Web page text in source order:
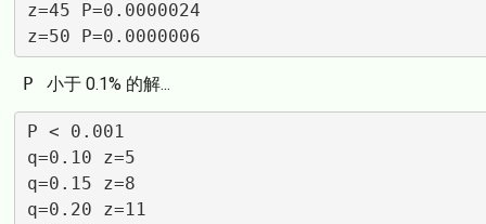
z=45 P=0.0000024
P 小于 0.1% 的解...
P < 0.001
q=0.10 z=5
q=0.15 z=8
q=0.20 z=11